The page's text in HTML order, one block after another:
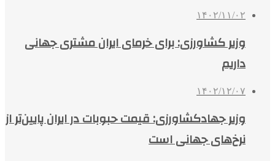
۱۴۰۲/۱۱/۰۲
وزیر کشاورزی: برای خرمای ایران مشتری جهانی
داریم
۱۴۰۲/۱۲/۰۷
وزیر جهادکشاورزی: قیمت حبوبات در ایران پایین‌تر از
نرخ‌های جهانی است